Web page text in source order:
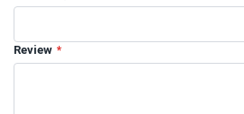
Review